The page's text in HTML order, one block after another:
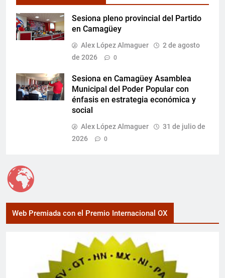
Sesiona pleno provincial del Partido
en Camagüey
Alex López Almaguer
2 de agosto
de 2026
0
Sesiona en Camagüey Asamblea
Municipal del Poder Popular con
énfasis en estrategia económica y
social
Alex López Almaguer
31 de julio de
2026
0
Web Premiada con el Premio Internacional OX